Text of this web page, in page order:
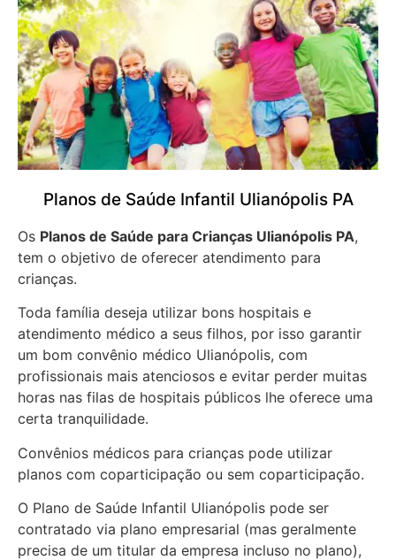
Planos de Saúde Infantil Ulianópolis PA
Os Planos de Saúde para Crianças Ulianópolis PA,
tem o objetivo de oferecer atendimento para
crianças.
Toda família deseja utilizar bons hospitais e
atendimento médico a seus filhos, por isso garantir
um bom convênio médico Ulianópolis, com
profissionais mais atenciosos e evitar perder muitas
horas nas filas de hospitais públicos lhe oferece uma
certa tranquilidade.
Convênios médicos para crianças pode utilizar
planos com coparticipação ou sem coparticipação.
O Plano de Saúde Infantil Ulianópolis pode ser
contratado via plano empresarial (mas geralmente
precisa de um titular da empresa incluso no plano),